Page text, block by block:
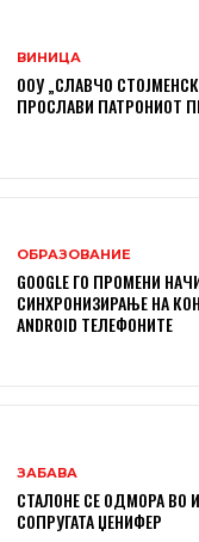
ВИНИЦА
ООУ „СЛАВЧО
ПРОСЛАВИ ПАТРОНИОТ
ОБРАЗОВАНИЕ
GOOGLE ГО ПРОМЕНИ
СИНХРОНИЗИРАЊЕ НА
ANDROID ТЕЛЕФОНИТЕ
ЗАБАВА
СТАЛОНЕ СЕ ОДМОРА ВО
СОПРУГАТА ЏЕНИФЕР